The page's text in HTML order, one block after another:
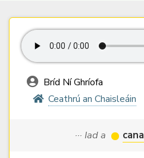
Bríd Ní Ghríofa
Ceathrú an Chaisleáin
··· Iad a cana